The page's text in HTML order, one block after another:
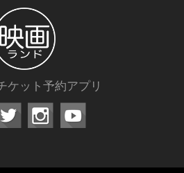
ケット予約アプリ
Instagram